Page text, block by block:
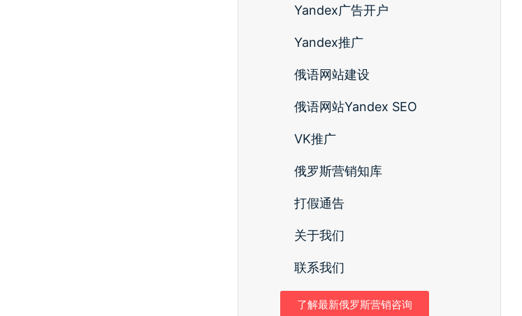
Yandex广告开户
Yandex推广
俄语网站建设
俄语网站Yandex SEO
VK推广
俄罗斯营销知库
打假通告
关于我们
联系我们
了解最新俄罗斯营销咨询